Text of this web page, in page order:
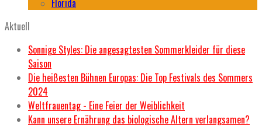
Aktuell
Sonnige Styles: Die angesagtesten Sommerkleider für diese
Saison
Die heißesten Bühnen Europas: Die Top Festivals des Sommers
2024
Weltfrauentag - Eine Feier der Weiblichkeit
Kann unsere Ernährung das biologische Altern verlangsamen?